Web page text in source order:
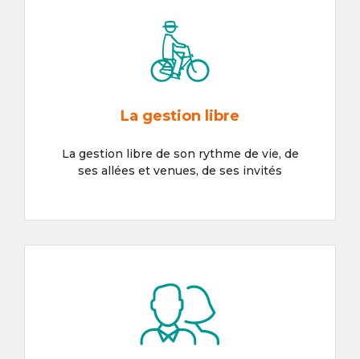
La gestion libre
La gestion libre de son rythme de vie, de
ses allées et venues, de ses invités